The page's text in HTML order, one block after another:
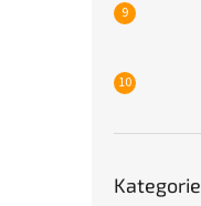
kategorie
Kategorie